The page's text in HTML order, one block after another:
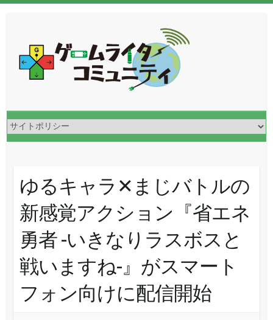
ゆるキャラ✕まじバトルの
新感覚アクション『省エネ
勇者 -いきなりラスボスと
戦いますね-』がスマート
フォン向けに配信開始